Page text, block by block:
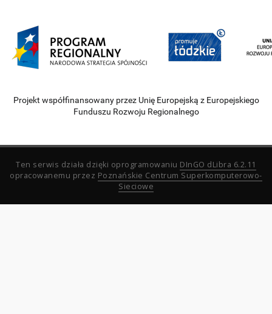
Projekt współfinansowany przez Unię Europejską z Europejskiego
Funduszu Rozwoju Regionalnego
Ten serwis działa dzięki oprogramowaniu DInGO dLibra 6.2.11
opracowanemu przez Poznańskie Centrum Superkomputerowo-
Sieciowe